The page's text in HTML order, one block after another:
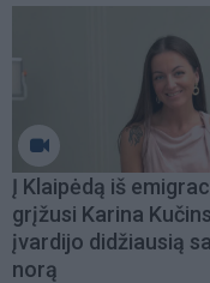
Į Klaipėdą iš
grįžusi Karina
įvardijo didžiausią
norą